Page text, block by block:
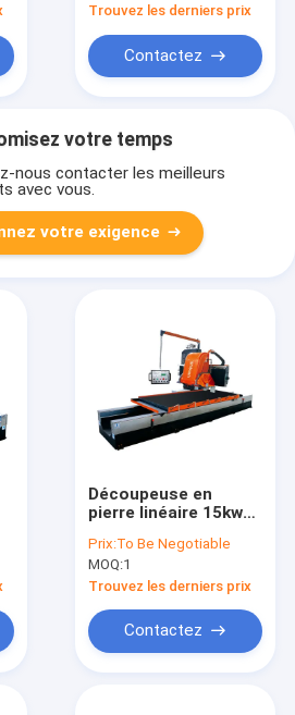
de profil
Trouvez les derniers prix
Contactez
votre temps
nous contacter les meilleurs
avec vous.
votre exigence
Découpeuse en
pierre linéaire 15kw
pour le balustre carré
Prix:To Be Negotiable
MOQ:1
Trouvez les derniers prix
Contactez